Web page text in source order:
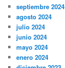
septiembre 2024
agosto 2024
julio 2024
junio 2024
mayo 2024
enero 2024